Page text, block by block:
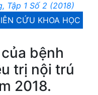
Tập 1 Số 2 (2018)
CỨU KHOA HỌC
bệnh
trị nội trú
2018.